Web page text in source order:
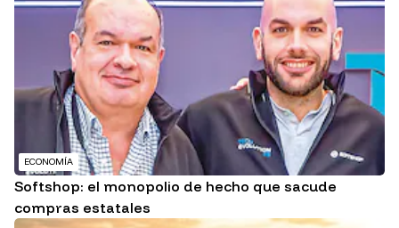
ECONOMÍA
Softshop: el monopolio de hecho que sacude
compras estatales